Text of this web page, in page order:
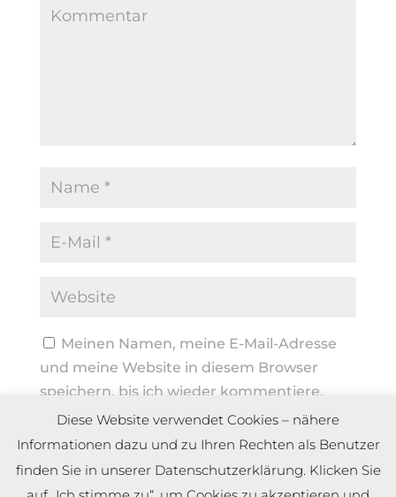
Meinen Namen, meine E-Mail-Adresse
und meine Website in diesem Browser
speichern, bis ich wieder kommentiere.
Diese Website verwendet Cookies – nähere
Informationen dazu und zu Ihren Rechten als Benutzer
finden Sie in unserer Datenschutzerklärung. Klicken Sie